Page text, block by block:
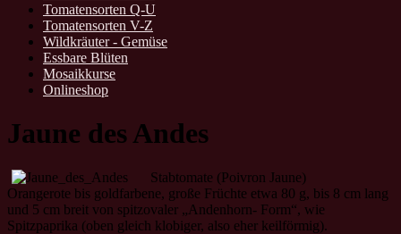
Tomatensorten Q-U
Tomatensorten V-Z
Wildkräuter - Gemüse
Essbare Blüten
Mosaikkurse
Onlineshop
Jaune des Andes
Stabtomate (Poivron Jaune)
Orangerote bis goldfarbene, große Früchte etwa 80 g, bis 8 cm lang
und 5 cm breit von spitzovaler „Andenhorn- Form“, wie
Spitzpaprika (oben gleich klobiger, also eher keilförmig).